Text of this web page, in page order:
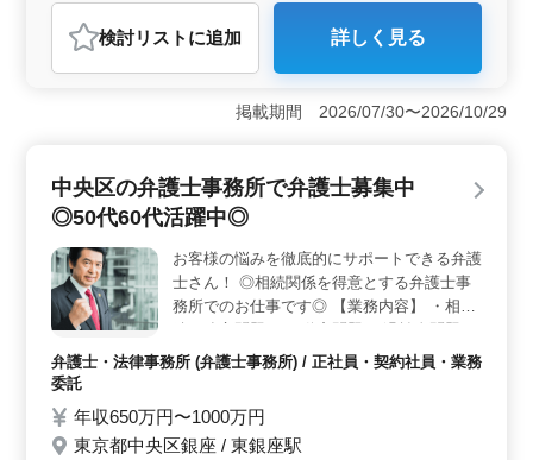
おすすめポイント
＜働きやすい環境＞ アットホームな職場で働きやす
く、長期勤務が可能です。週休2日制で残業も少ないた
め、ワークライフバランスを保ちながら働けます。
作成や相続など、様々な分野で経験をさらに積むことが
できます。個人受任も可能なので、自身のキャリアを活
＞ 50代以降の方が活躍している職場です。これまでの
経験を活かして即戦力として働けます。社会保険も完備
されており、安心して仕事に専念できる環境が整ってい
ます。
検討リスト に追加 詳しく見る
掲載期間 2026/07/30〜2026/10/29
中央区の弁護士事務所で弁護士募集中
◎50代60代活躍中◎
お客様の悩みを徹底的にサポートできる弁護
士さん！ ◎相続関係を得意とする弁護士事
務所でのお仕事です◎ 【業務内容】 ・相
債権回収 等 経験豊富な弁護士さんのご応募
弁護士・法律事務所 (弁護士事務所) / 正社員・契約社員・業務
委託
年収650万円〜1000万円
東京都中央区銀座 / 東銀座駅